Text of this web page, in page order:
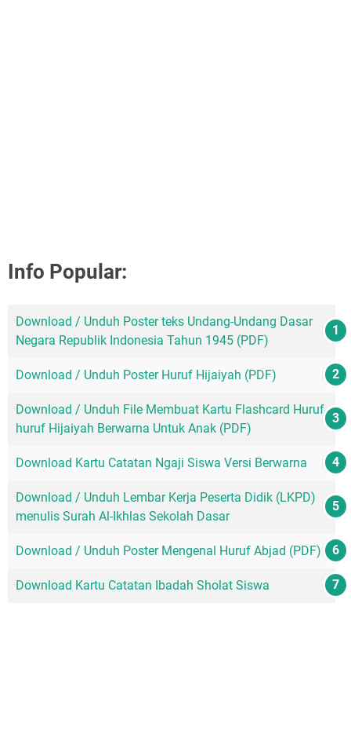
Info Popular:
Download / Unduh Poster teks Undang-Undang Dasar
Negara Republik Indonesia Tahun 1945 (PDF)
Download / Unduh Poster Huruf Hijaiyah (PDF)
Download / Unduh File Membuat Kartu Flashcard Huruf-
huruf Hijaiyah Berwarna Untuk Anak (PDF)
Download Kartu Catatan Ngaji Siswa Versi Berwarna
Download / Unduh Lembar Kerja Peserta Didik (LKPD)
menulis Surah Al-Ikhlas Sekolah Dasar
Download / Unduh Poster Mengenal Huruf Abjad (PDF)
Download Kartu Catatan Ibadah Sholat Siswa